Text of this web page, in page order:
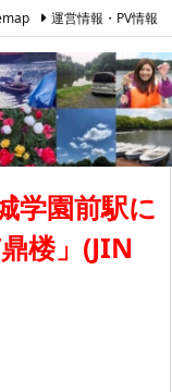
運営情報・PV情報
学園前駅に
楼」(JIN